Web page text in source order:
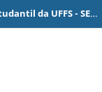
Seminário da Política de Assistência Estudantil da UFFS - SEPAE